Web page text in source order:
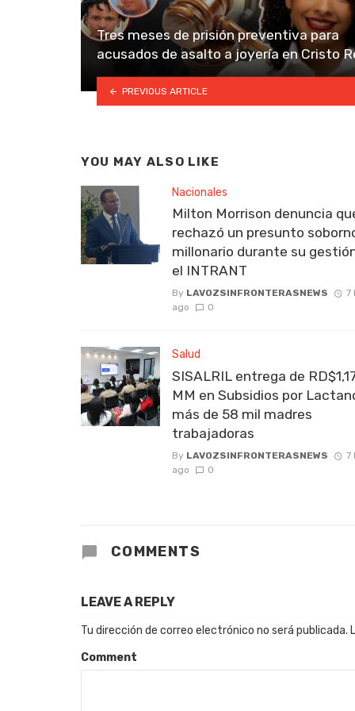
Tres meses de prisión preventiva para
acusados de asalto a joyería en Cristo
PREVIOUS ARTICLE
YOU MAY ALSO LIKE
Nacionales
Milton Morrison denuncia
rechazó un presunto
millonario durante su
el INTRANT
By LAVOZSINFRONTERASNEWS
7
ago
0
Salud
SISALRIL entrega de
MM en Subsidios por
más de 58 mil madres
trabajadoras
By LAVOZSINFRONTERASNEWS
7
ago
0
COMMENTS
LEAVE A REPLY
Tu dirección de correo electrónico no será publicada.
Comment